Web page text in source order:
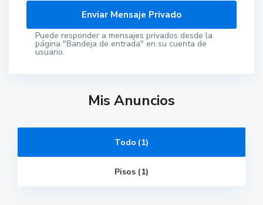
Puede responder a mensajes privados desde la
página "Bandeja de entrada" en su cuenta de
usuario.
Mis Anuncios
Todo (1)
Pisos (1)
s
n
a